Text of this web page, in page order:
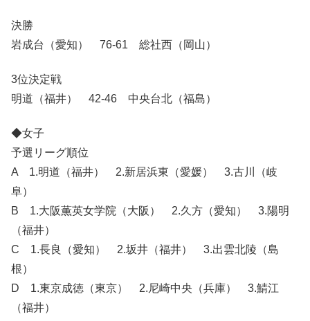
決勝
岩成台（愛知） 76-61 総社西（岡山）
3位決定戦
明道（福井） 42-46 中央台北（福島）
◆女子
予選リーグ順位
A 1.明道（福井） 2.新居浜東（愛媛） 3.古川（岐
阜）
B 1.大阪薫英女学院（大阪） 2.久方（愛知） 3.陽明
（福井）
C 1.長良（愛知） 2.坂井（福井） 3.出雲北陵（島
根）
D 1.東京成徳（東京） 2.尼崎中央（兵庫） 3.鯖江
（福井）